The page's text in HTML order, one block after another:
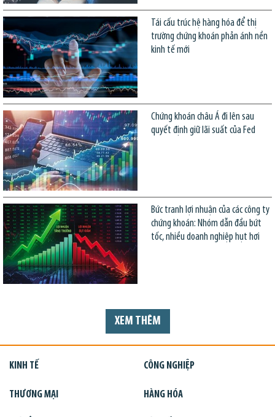
Tái cấu trúc hệ hàng hóa để thị
trường chứng khoán phản ánh nền
kinh tế mới
Chứng khoán châu Á đi lên sau
quyết định giữ lãi suất của Fed
Bức tranh lợi nhuận của các công ty
chứng khoán: Nhóm dẫn đầu bứt
tốc, nhiều doanh nghiệp hụt hơi
XEM THÊM
KINH TẾ CÔNG NGHIỆP
THƯƠNG MẠI HÀNG HÓA